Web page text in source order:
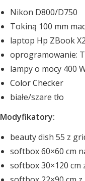
Nikon D800/D750
Tokiną 100 mm
laptop Hp ZBook
oprogramowanie:
lampy o mocy 400
Color Checker
białe/szare tło
Modyfikatory:
beauty dish 55 z
softbox 60×60 cm
softbox 30×120 cm